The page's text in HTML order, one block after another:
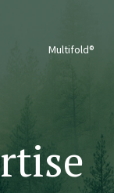
Multifold®